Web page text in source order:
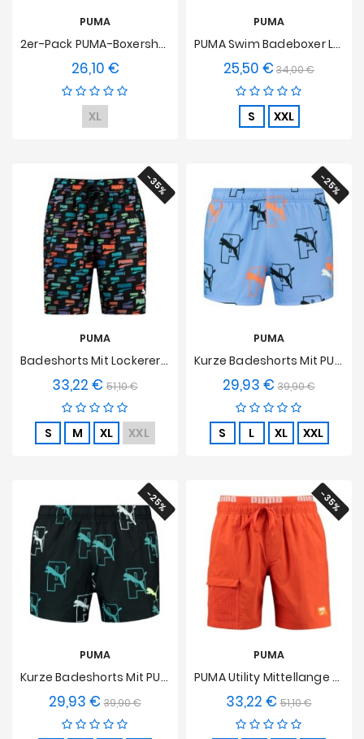
PUMA
2er-Pack PUMA-Boxershorts Aus Jersey Mit Lockerer Passform – Anthrazitgrau Und Schwarz
26,10 €Preis
XL
PUMA
PUMA Swim Badeboxer Logo - Grün
25,50 € Verkaufspreis
34,00 €Preis
S XXL
-35%
PUMA
Badeshorts Mit Lockerer Passform Und Mehrfarbigem PUMA-Logo – Schwarz
33,22 € Verkaufspreis
51,10 €Preis
S M XL XXL
-25%
PUMA
Kurze Badeshorts Mit PUMA-Logo – Lavendel
29,93 € Verkaufspreis
39,90 €Preis
S L XL XXL
-25%
PUMA
Kurze Badeshorts Mit PUMA-Logo – Schwarz
29,93 € Verkaufspreis
39,90 €Preis
-35%
PUMA
PUMA Utility Mittellange Badeshorts – Orange
33,22 € Verkaufspreis
51,10 €Preis